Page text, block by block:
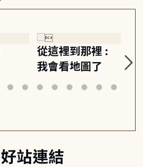
從這裡到那裡 :
我會看地圖了
美
好站連結